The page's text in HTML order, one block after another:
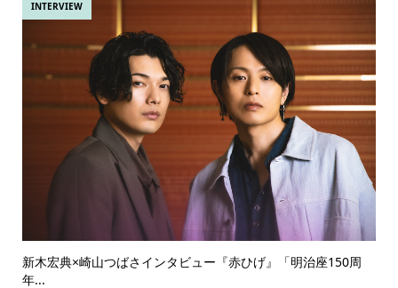
INTERVIEW
新木宏典×崎山つばさインタビュー『赤ひげ』「明治座150周
年...